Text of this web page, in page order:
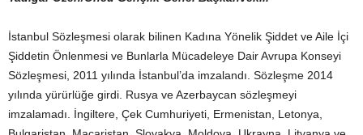
İstanbul Sözleşmesi olarak bilinen Kadına Yönelik Şiddet ve Aile İçi
Şiddetin Önlenmesi ve Bunlarla Mücadeleye Dair Avrupa Konseyi
Sözleşmesi, 2011 yılında İstanbul’da imzalandı. Sözleşme 2014
yılında yürürlüğe girdi. Rusya ve Azerbaycan sözleşmeyi
imzalamadı. İngiltere, Çek Cumhuriyeti, Ermenistan, Letonya,